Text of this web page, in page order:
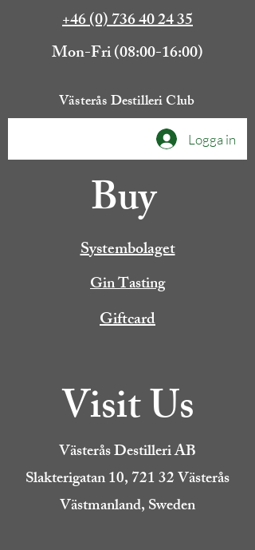
+46 (0) 736 40 24 35
Mon-Fri (08:00-16:00)
Västerås Destilleri Club
Logga in
Buy
Systembolaget
Gin Tasting
Giftcard
Visit Us
Västerås Destilleri AB
Slakterigatan 10, 721 32 Västerås
Västmanland, Sweden